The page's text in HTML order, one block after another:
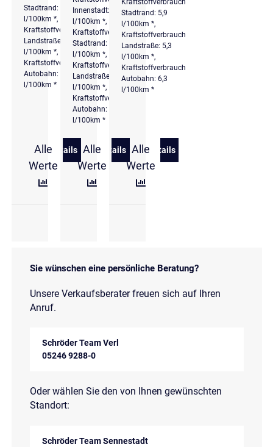
Stadtrand: 5,7
l/100km *,
Kraftstoffverbrauch
Landstraße: 5,1
l/100km *,
Kraftstoffverbrauch
Autobahn: 6,2
l/100km *
Alle
Werte
Details
zu Volkswagen Tiguan 1.5 eTSI DSG Elegance
Innenstadt: 7,7
l/100km *,
Kraftstoffverbrauch
Stadtrand: 5,7
l/100km *,
Kraftstoffverbrauch
Landstraße: 5
l/100km *,
Kraftstoffverbrauch
Autobahn: 6
l/100km *
Alle
Werte
Details
zu Volkswagen Tiguan Life 1.5 l eTSI
Kraftstoffverbrauch
Stadtrand: 5,9
l/100km *,
Kraftstoffverbrauch
Landstraße: 5,3
l/100km *,
Kraftstoffverbrauch
Autobahn: 6,3
l/100km *
Alle
Werte
Details
zu Volkswagen Tiguan
Sie wünschen eine persönliche Beratung?
Unsere Verkaufsberater freuen sich auf Ihren
Anruf.
Schröder Team Verl
05246 9288-0
Oder wählen Sie den von Ihnen gewünschten
Standort:
Schröder Team Sennestadt